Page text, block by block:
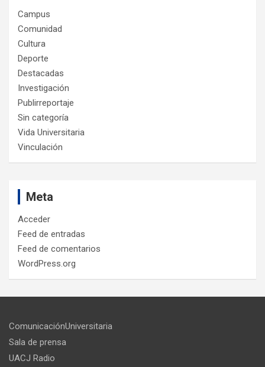
Campus
Comunidad
Cultura
Deporte
Destacadas
Investigación
Publirreportaje
Sin categoría
Vida Universitaria
Vinculación
Meta
Acceder
Feed de entradas
Feed de comentarios
WordPress.org
ComunicaciónUniversitaria
Sala de prensa
UACJ Radio